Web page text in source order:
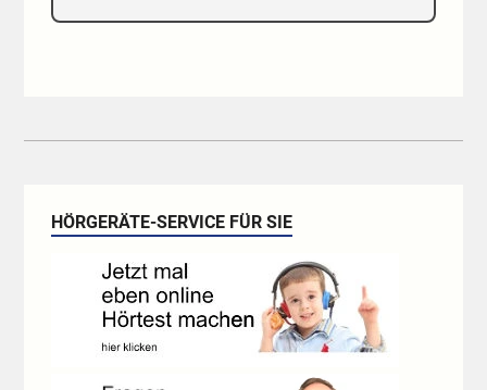
HÖRGERÄTE-SERVICE FÜR SIE